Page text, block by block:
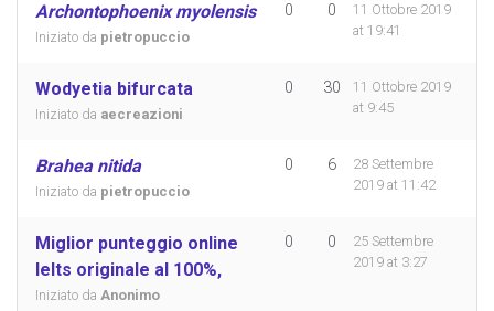
Archontophoenix myolensis
Iniziato da pietropuccio
0 0
11 Ottobre 2019
at 19:41
Wodyetia bifurcata
Iniziato da aecreazioni
0 30
11 Ottobre 2019
at 9:45
Brahea nitida
Iniziato da pietropuccio
0 6
28 Settembre
2019 at 11:42
Miglior punteggio online
Ielts originale al 100%,
Iniziato da Anonimo
0 0
25 Settembre
2019 at 3:27